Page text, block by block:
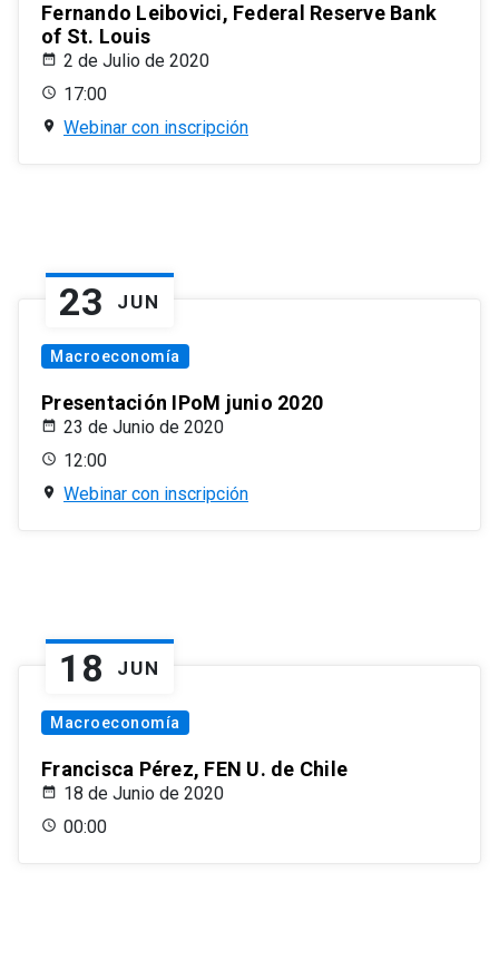
Fernando Leibovici, Federal Reserve Bank
of St. Louis
2 de Julio de 2020
17:00
Webinar con inscripción
23 JUN
Macroeconomía
Presentación IPoM junio 2020
23 de Junio de 2020
12:00
Webinar con inscripción
18 JUN
Macroeconomía
Francisca Pérez, FEN U. de Chile
18 de Junio de 2020
00:00